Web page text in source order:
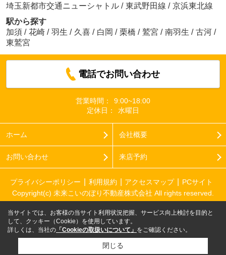
埼玉新都市交通ニューシャトル / 東武野田線 / 京浜東北線
駅から探す
加須 / 花崎 / 羽生 / 久喜 / 白岡 / 栗橋 / 鷲宮 / 南羽生 / 古河 /
東鷲宮
電話でお問い合わせ
営業時間：
9:00~18:00
定休日：
水曜日
ホーム 会社概要
お問い合わせ 来店予約
プライバシーポリシー 利用規約 アクセスマップ
PCサイト
Copyright(c) 未来こいのぼり不動産株式会社 All rights reserved.
当サイトでは、お客様の当サイト利用状況把握、サービス向上検討を目的と
して、クッキー（Cookie）を使用しています。
詳しくは、当社の 「Cookieの取扱いについて」 をご確認ください。
閉じる